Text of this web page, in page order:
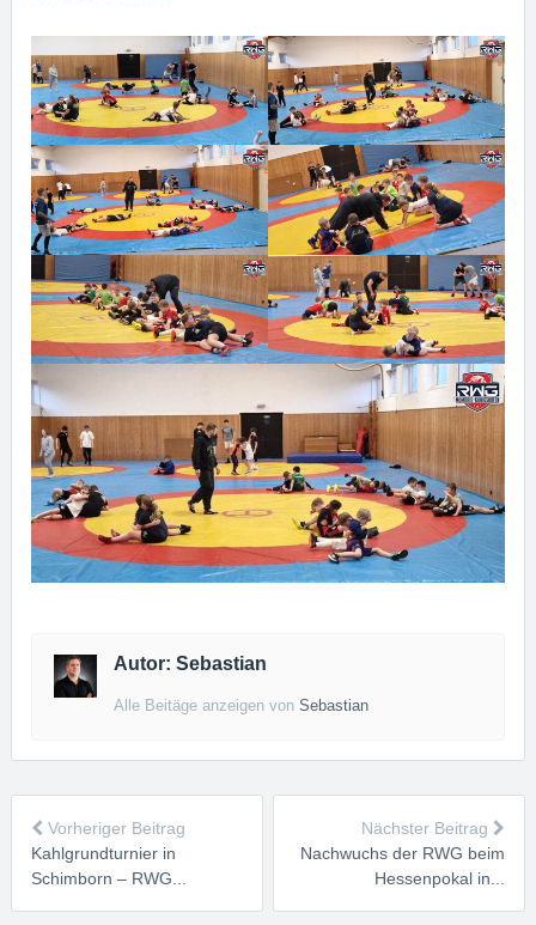
Autor: Sebastian
Alle Beitäge anzeigen vonSebastian
Vorheriger Beitrag
Kahlgrundturnier in
Schimborn – RWG...
Nächster Beitrag
Nachwuchs der RWG beim
Hessenpokal in...